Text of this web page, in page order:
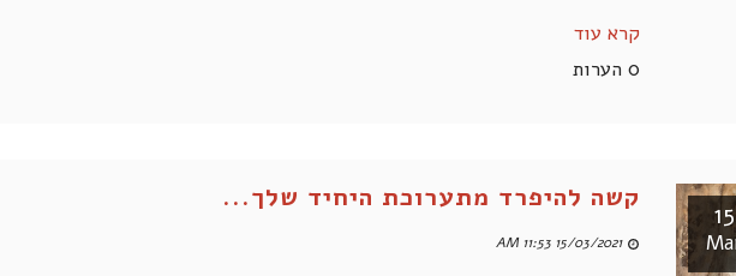
קרא עוד
0 הערות
15
קשה להיפרד מתערוכת היחיד שלך...
15/03/2021 11:53 AM